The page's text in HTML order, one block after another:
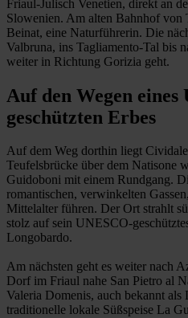
Friaul-Julisch Venetien, direkt an
Slowenien. Am alten Bahnhof von
Beinat, eine Naturführerin. Die
Valbruna, ins Tagliamento-Tal bis
weiter in Richtung Gorizia geht.
Auf den Wegen eines
geschützten Erbes
Auf dem Weg dorthin liegt
Teufelsbrücke über dem Natisone
Guidoboni mit einem Rundgang.
romantischen, verwinkelten
Mittelalter führen. Der Ort strahlt
stolz auf sein UNESCO-
Longobardo.
Am nächsten geht es weiter nach
Dorf im Friaul nahe San Pietro al
Valeria Domenis, auch bekannt
traditionelle lokale Süßspeise La